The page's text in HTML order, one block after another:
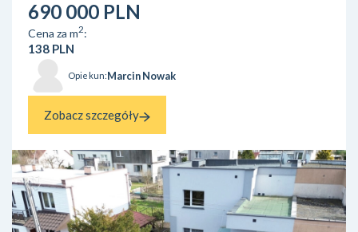
użytkowej około 150 m² usytuowany na działce o
powierzchni 50 arów (5000 m²). Dodatkowym atute...
690 000 PLN
Cena za m2:
138 PLN
Opiekun:Marcin Nowak
Zobacz szczegóły